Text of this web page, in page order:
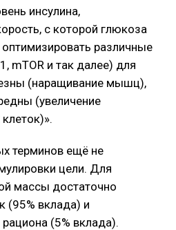
инсулина,
с которой глюкоза
различные
mTOR и так далее) для
(наращивание мышц),
(увеличение
терминов ещё не
цели. Для
массы достаточно
(95% вклада) и
(5% вклада).